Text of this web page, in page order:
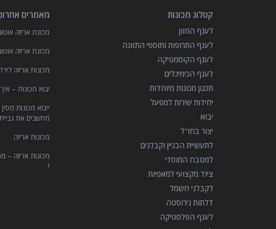
קטלוג מכונות
לענף המזון
לענף התרופות ותוספי התזונה
לענף הקוסמטיקה
לענף הכימיכלים
תכנון מכונות מיוחדות
יחידות שירות למפעל
יבוא
יצור בחו"ל
לתעשיית הבניין וקבלנים
למטבח המוסדי
ציוד מקצועי למאפיות
לקבלני חשמל
דלתות נירוסטה
לענף הפלסטיקה
מאמרים
מכונת אריזה
מכונת אריזה
מכונות אריזה
יבוא מכונות –
ייבוא מכונות
מחשבים את
מכונות אריזה
מכונות אריזה –
!